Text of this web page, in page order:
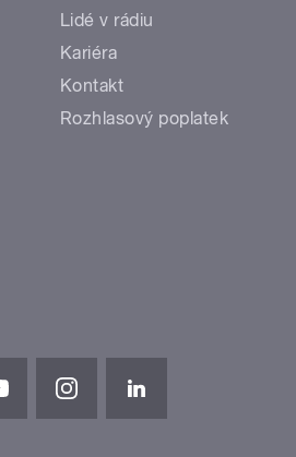
Lidé v rádiu
Kariéra
Kontakt
Rozhlasový poplatek